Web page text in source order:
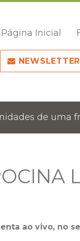
Página Inicial
NEWSLETTER
de uma
ao vivo, no